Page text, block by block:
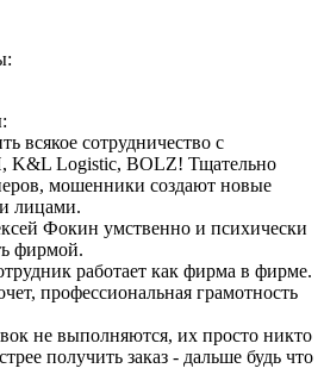
всякое сотрудничество с
K&L Logistic, BOLZ! Тщательно
мошенники создают новые
лицами.
Фокин умственно и психически
фирмой.
работает как фирма в фирме.
профессиональная грамотность
не выполняются, их просто никто
получить заказ - дальше будь что